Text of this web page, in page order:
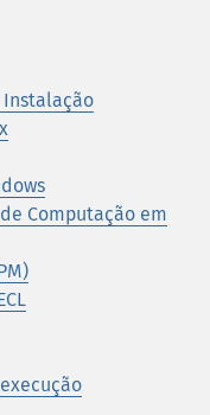
Instalação
Computação em